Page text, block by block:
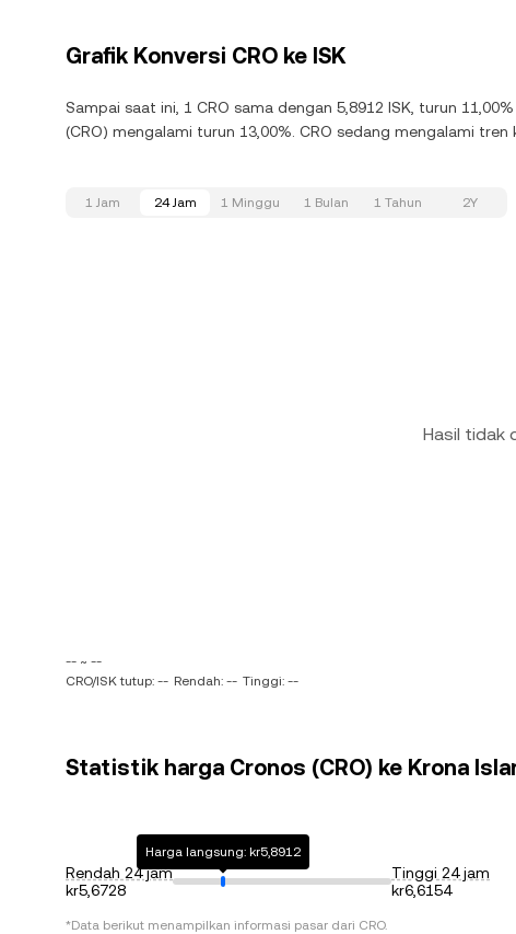
Grafik Konversi CRO ke ISK
Sampai saat ini, 1 CRO sama dengan 5,8912 ISK, turun
(CRO) mengalami turun 13,00%. CRO sedang mengalami
1 Jam 24 Jam 1 Minggu 1 Bulan 1 Tahun 2Y
Hasil tidak
-- ~ --
CRO/ISK tutup: -- Rendah: -- Tinggi: --
Statistik harga Cronos (CRO) ke Krona
Rendah 24 jam
kr5,6728
Harga langsung: kr5,8912
Tinggi 24 jam
kr6,6154
*Data berikut menampilkan informasi pasar dari CRO.